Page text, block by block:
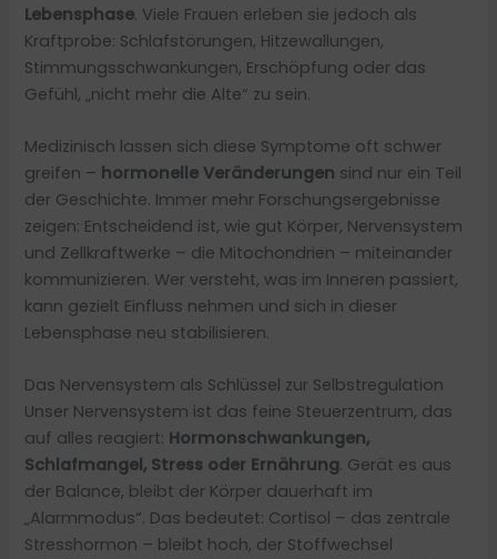
Lebensphase. Viele Frauen erleben sie jedoch als
Kraftprobe: Schlafstörungen, Hitzewallungen,
Stimmungsschwankungen, Erschöpfung oder das
Gefühl, „nicht mehr die Alte“ zu sein.
Medizinisch lassen sich diese Symptome oft schwer
greifen – hormonelle Veränderungen sind nur ein Teil
der Geschichte. Immer mehr Forschungsergebnisse
zeigen: Entscheidend ist, wie gut Körper, Nervensystem
und Zellkraftwerke – die Mitochondrien – miteinander
kommunizieren. Wer versteht, was im Inneren passiert,
kann gezielt Einfluss nehmen und sich in dieser
Lebensphase neu stabilisieren.
Das Nervensystem als Schlüssel zur Selbstregulation
Unser Nervensystem ist das feine Steuerzentrum, das
auf alles reagiert: Hormonschwankungen,
Schlafmangel, Stress oder Ernährung. Gerät es aus
der Balance, bleibt der Körper dauerhaft im
„Alarmmodus“. Das bedeutet: Cortisol – das zentrale
Stresshormon – bleibt hoch, der Stoffwechsel